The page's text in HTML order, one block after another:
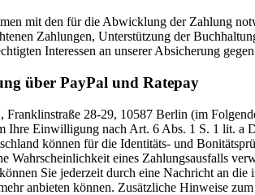
mit den für die Abwicklung der Zahlung
Zahlungen, Unterstützung der
Interessen an unserer Absicherung
über PayPal und Ratepay
28-29, 10587 Berlin (im
Ihre Einwilligung nach Art. 6 Abs. 1 S. 1 lit.
können für die Identitäts- und
eines Zahlungsausfalls
Sie jederzeit durch eine Nachricht an
anbieten können. Zusätzliche Hinweise